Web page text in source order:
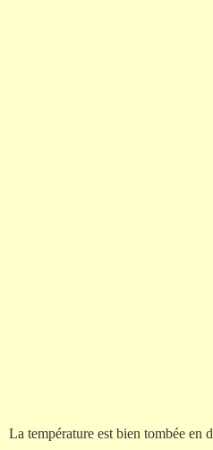
La température est bien tombée en